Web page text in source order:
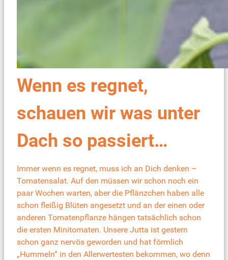
Wenn es regnet,
schauen wir was unter
Dach so passiert…
Immer wenn es regnet, muss ich an Dich denken –
Tomatensalat. Auf den müssen wir schon noch ein
paar Wochen warten, aber die Pflänzchen haben alle
schon fleißig Blüten angesetzt und an der einen oder
anderen Tomatenpflanze hängen tatsächlich schon
die ersten Minitomaten. Unsere Jutta ist gestern
schon ganz nervös geworden und hat förmlich
„Hummeln“ in den Allerwertesten bekommen, wo denn